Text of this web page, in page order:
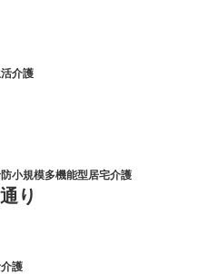
活介護
小規模多機能型居宅介護
り
護